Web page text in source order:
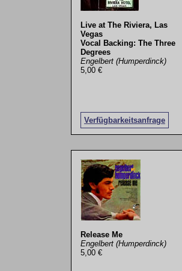
Live at The Riviera, Las
Vegas
Vocal Backing: The Three
Degrees
Engelbert (Humperdinck)
5,00 €
Verfügbarkeitsanfrage
Release Me
Engelbert (Humperdinck)
5,00 €